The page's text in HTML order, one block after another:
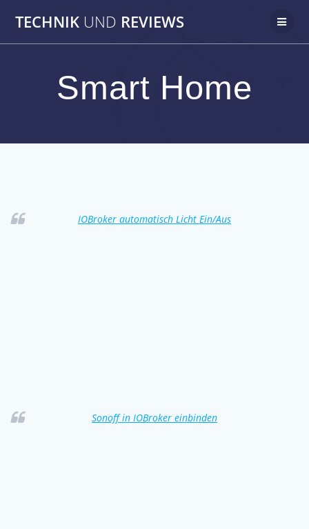
Inhalt
TECHNIK UND REVIEWS
Smart Home
IOBroker automatisch Licht Ein/Aus
Sonoff in IOBroker einbinden